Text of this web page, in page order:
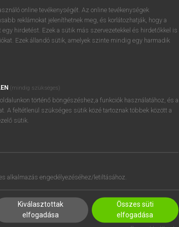
regisztrálok ésbelépek.
REGISZTRÁCIÓ
online tevékenységét. Az online tevékenységek
reklámokat jeleníthetnek meg, és korlátozhatják, hogy a
hirdetést. Ezek a sütik más szervezetekkel és hirdetőkkel is
Ezek állandó sütik, amelyek szinte mindig egy harmadik
(mindig szükséges)
történő böngészéshez,a funkciók használatához, és a
A feltétlenül szükséges sütik közé tartoznak többek között a
sütik.
alkalmazás engedélyezéséhez/letiltásához.
Kiválasztottak
elfogadása
Összes süti
elfogadása